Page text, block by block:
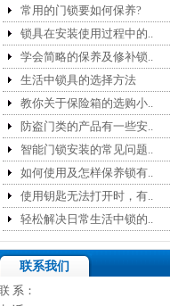
常用的门锁要如何保养?
锁具在安装使用过程中的..
学会简略的保养及修补锁..
生活中锁具的选择方法
教你关于保险箱的选购小..
防盗门类的产品有一些安..
智能门锁安装的常见问题..
如何使用及怎样保养锁有..
使用钥匙无法打开时，有..
轻松解决日常生活中锁的..
联系我们
系：